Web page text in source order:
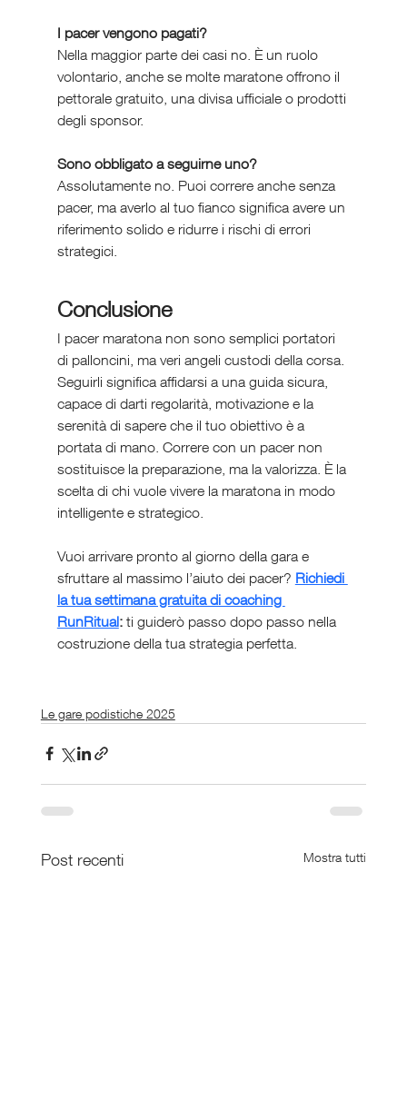
I pacer vengono pagati?
Nella maggior parte dei casi no. È un ruolo
volontario, anche se molte maratone offrono il
pettorale gratuito, una divisa ufficiale o prodotti
degli sponsor.
Sono obbligato a seguirne uno?
Assolutamente no. Puoi correre anche senza
pacer, ma averlo al tuo fianco significa avere un
riferimento solido e ridurre i rischi di errori
strategici.
Conclusione
I pacer maratona non sono semplici portatori
di palloncini, ma veri angeli custodi della corsa.
Seguirli significa affidarsi a una guida sicura,
capace di darti regolarità, motivazione e la
serenità di sapere che il tuo obiettivo è a
portata di mano. Correre con un pacer non
sostituisce la preparazione, ma la valorizza. È la
scelta di chi vuole vivere la maratona in modo
intelligente e strategico.
Vuoi arrivare pronto al giorno della gara e
sfruttare al massimo l’aiuto dei pacer? Richiedi
la tua settimana gratuita di coaching
RunRitual: ti guiderò passo dopo passo nella
costruzione della tua strategia perfetta.
Le gare podistiche 2025
Post recenti Mostra tutti